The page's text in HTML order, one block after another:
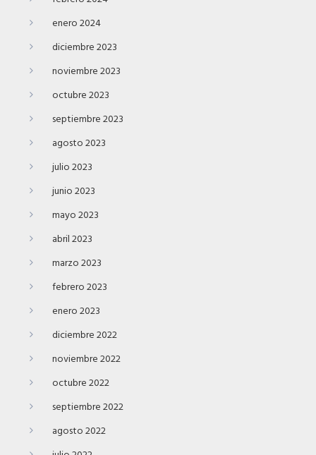
enero 2024
diciembre 2023
noviembre 2023
octubre 2023
septiembre 2023
agosto 2023
julio 2023
junio 2023
mayo 2023
abril 2023
marzo 2023
febrero 2023
enero 2023
diciembre 2022
noviembre 2022
octubre 2022
septiembre 2022
agosto 2022